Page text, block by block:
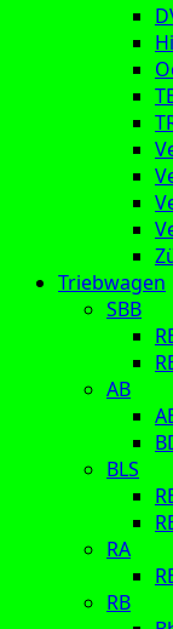
Triebwagen
SBB
AB
BLS
RA
RB